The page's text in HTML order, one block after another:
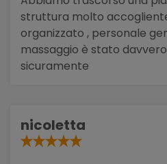
struttura molto
organizzato , personale
massaggio è stato
sicuramente
nicoletta